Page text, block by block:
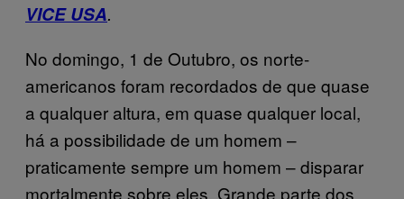
VICE USA.
No domingo, 1 de Outubro, os norte-
americanos foram recordados de que quase
a qualquer altura, em quase qualquer local,
há a possibilidade de um homem –
praticamente sempre um homem – disparar
mortalmente sobre eles. Grande parte dos